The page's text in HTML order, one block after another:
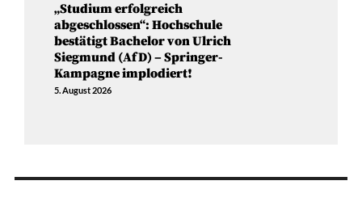
„Studium erfolgreich
abgeschlossen“: Hochschule
bestätigt Bachelor von Ulrich
Siegmund (AfD) – Springer-
Kampagne implodiert!
5. August 2026